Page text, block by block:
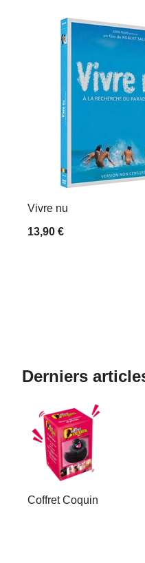
Vivre nu
13,90 €
Derniers
Coffret Coquin